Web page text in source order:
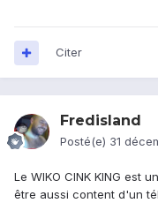
Citer
Fredisland
Posté(e) 31
Le WIKO CINK KING est
être aussi content d'un